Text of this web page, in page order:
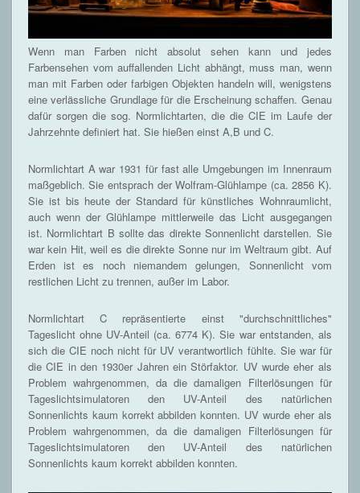
Wenn man Farben nicht absolut sehen kann und jedes
Farbensehen vom auffallenden Licht abhängt, muss man, wenn
man mit Farben oder farbigen Objekten handeln will, wenigstens
eine verlässliche Grundlage für die Erscheinung schaffen. Genau
dafür sorgen die sog. Normlichtarten, die die CIE im Laufe der
Jahrzehnte definiert hat. Sie hießen einst A,B und C.
Normlichtart A war 1931 für fast alle Umgebungen im Innenraum
maßgeblich. Sie entsprach der Wolfram-Glühlampe (ca. 2856 K).
Sie ist bis heute der Standard für künstliches Wohnraumlicht,
auch wenn der Glühlampe mittlerweile das Licht ausgegangen
ist. Normlichtart B sollte das direkte Sonnenlicht darstellen. Sie
war kein Hit, weil es die direkte Sonne nur im Weltraum gibt. Auf
Erden ist es noch niemandem gelungen, Sonnenlicht vom
restlichen Licht zu trennen, außer im Labor.
Normlichtart C repräsentierte einst "durchschnittliches"
Tageslicht ohne UV-Anteil (ca. 6774 K). Sie war entstanden, als
sich die CIE noch nicht für UV verantwortlich fühlte. Sie war für
die CIE in den 1930er Jahren ein Störfaktor. UV wurde eher als
Problem wahrgenommen, da die damaligen Filterlösungen für
Tageslichtsimulatoren den UV-Anteil des natürlichen
Sonnenlichts kaum korrekt abbilden konnten. UV wurde eher als
Problem wahrgenommen, da die damaligen Filterlösungen für
Tageslichtsimulatoren den UV-Anteil des natürlichen
Sonnenlichts kaum korrekt abbilden konnten.